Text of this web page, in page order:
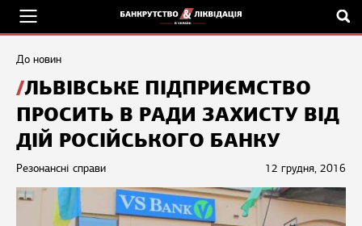
До новин
ЛЬВІВСЬКЕ ПІДПРИЄМСТВО
ПРОСИТЬ В РАДИ ЗАХИСТУ ВІД
ДІЙ РОСІЙСЬКОГО БАНКУ
12 грудня, 2016
Резонансні справи